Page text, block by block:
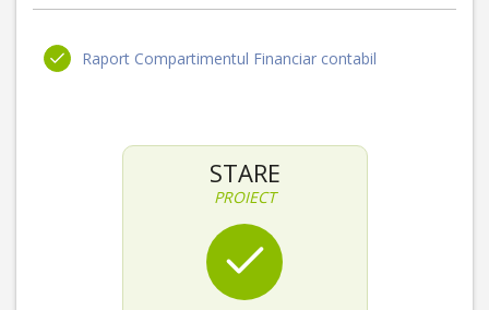
Raport Compartimentul Financiar contabil
STARE
PROIECT